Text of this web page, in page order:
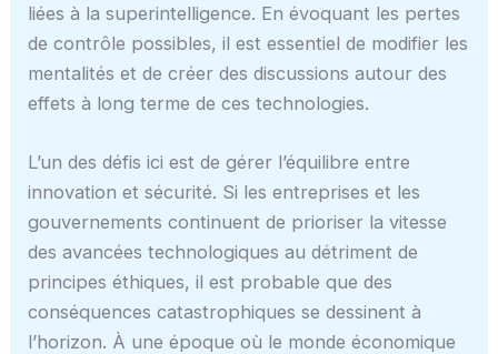
liées à la superintelligence. En évoquant les pertes
de contrôle possibles, il est essentiel de modifier les
mentalités et de créer des discussions autour des
effets à long terme de ces technologies.
L’un des défis ici est de gérer l’équilibre entre
innovation et sécurité. Si les entreprises et les
gouvernements continuent de prioriser la vitesse
des avancées technologiques au détriment de
principes éthiques, il est probable que des
conséquences catastrophiques se dessinent à
l’horizon. À une époque où le monde économique